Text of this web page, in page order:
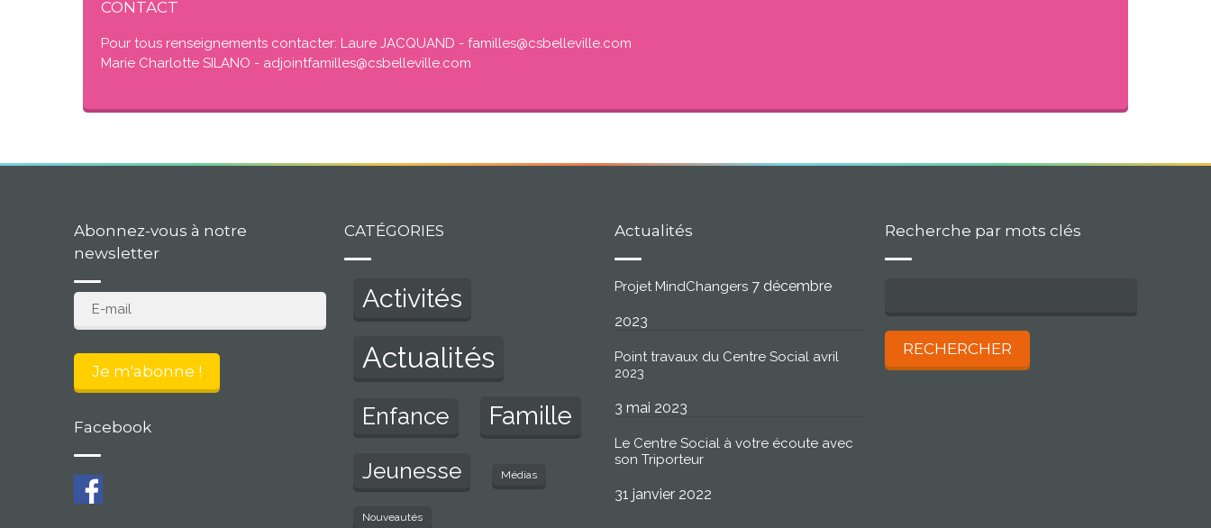
CONTACT
Pour tous renseignements contacter: Laure JACQUAND - familles@csbelleville.com
Marie Charlotte SILANO - adjointfamilles@csbelleville.com
Abonnez-vous à notre
newsletter
Facebook
CATÉGORIES
Activités
Actualités
Enfance Famille
Jeunesse Médias
Nouveautés
Actualités
Projet MindChangers 7 décembre
2023
Point travaux du Centre Social avril
2023
3 mai 2023
Le Centre Social à votre écoute avec
son Triporteur
31 janvier 2022
Recherche par mots clés